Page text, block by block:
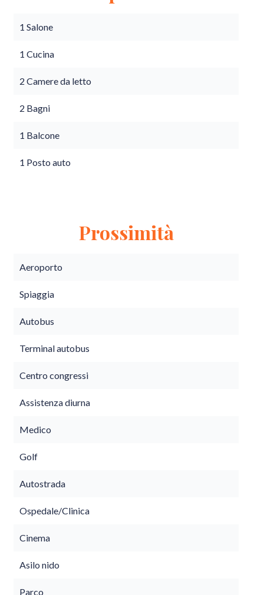
1 Salone
1 Cucina
2 Camere da letto
2 Bagni
1 Balcone
1 Posto auto
Prossimità
Aeroporto
Spiaggia
Autobus
Terminal autobus
Centro congressi
Assistenza diurna
Medico
Golf
Autostrada
Ospedale/Clinica
Cinema
Asilo nido
Parco